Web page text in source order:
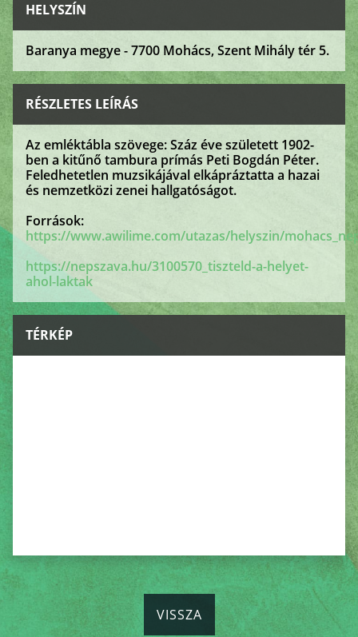
HELYSZÍN
Baranya megye - 7700 Mohács, Szent Mihály tér 5.
RÉSZLETES LEÍRÁS
Az emléktábla szövege: Száz éve született 1902-
ben a kitűnő tambura prímás Peti Bogdán Péter.
Feledhetetlen muzsikájával elkápráztatta a hazai
és nemzetközi zenei hallgatóságot.
Források:
https://www.awilime.com/utazas/helyszin/
https://nepszava.hu/3100570_tiszteld-a-helyet-
ahol-laktak
TÉRKÉP
VISSZA